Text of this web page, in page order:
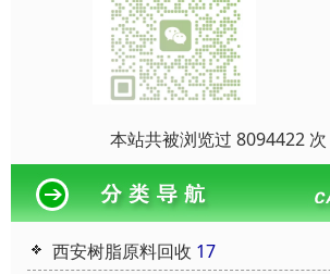
本站共被浏览过 8094422 次
西安树脂原料回收 17